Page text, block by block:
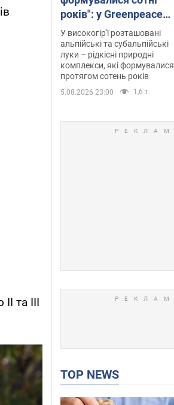
II та III
років": у Greenpeace
забили на сполох
У високогір'ї розташовані
альпійські та субальпійські
луки – рідкісні природні
комплекси, які формувалися
протягом сотень років
5.08.2026 23:00 1,6 т.
TOP NEWS